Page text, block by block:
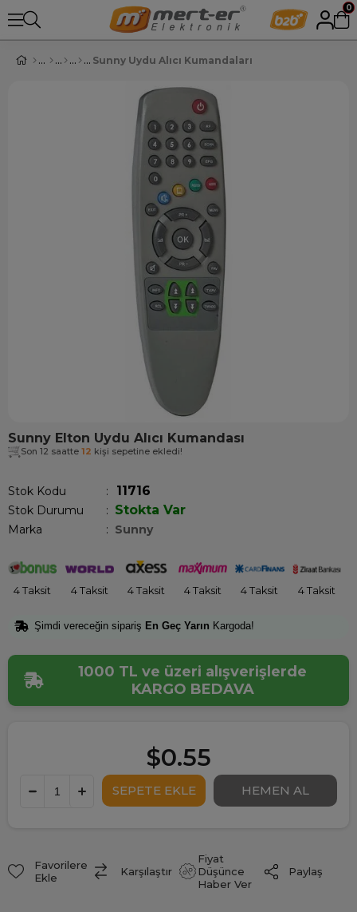
0
Sunny Uydu Alıcı Kumandaları
Sunny Elton Uydu Alıcı Kumandası
Son 12 saatte 12 kişi sepetine ekledi!
Stok Kodu 11716
Stok Durumu : Stokta Var
Marka : Sunny
4 Taksit 4 Taksit 4 Taksit 4 Taksit 4 Taksit 4 Taksit
Şimdi vereceğin sipariş En Geç Yarın Kargoda!
1000 TL ve üzeri alışverişlerde
KARGO BEDAVA
$0.55
Favorilere
Ekle
Karşılaştır
Fiyat
Düşünce
Haber Ver
Paylaş